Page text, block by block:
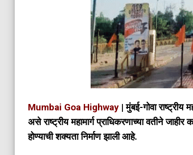
Mumbai Goa Highway| मुंबई-गोवा राष्ट्रीय
असे राष्ट्रीय महामार्ग प्राधिकरणाच्या वतीने
होण्याची शक्यता निर्माण झाली आहे.